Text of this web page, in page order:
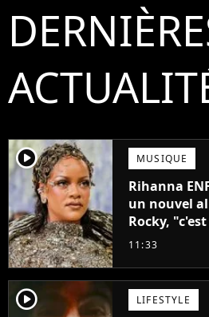
player2 MUSIQUE
Rihanna
un nouvel
Rocky,
11:33
player2 LIFESTYLE